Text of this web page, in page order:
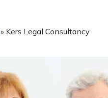
» Kers Legal Consultancy